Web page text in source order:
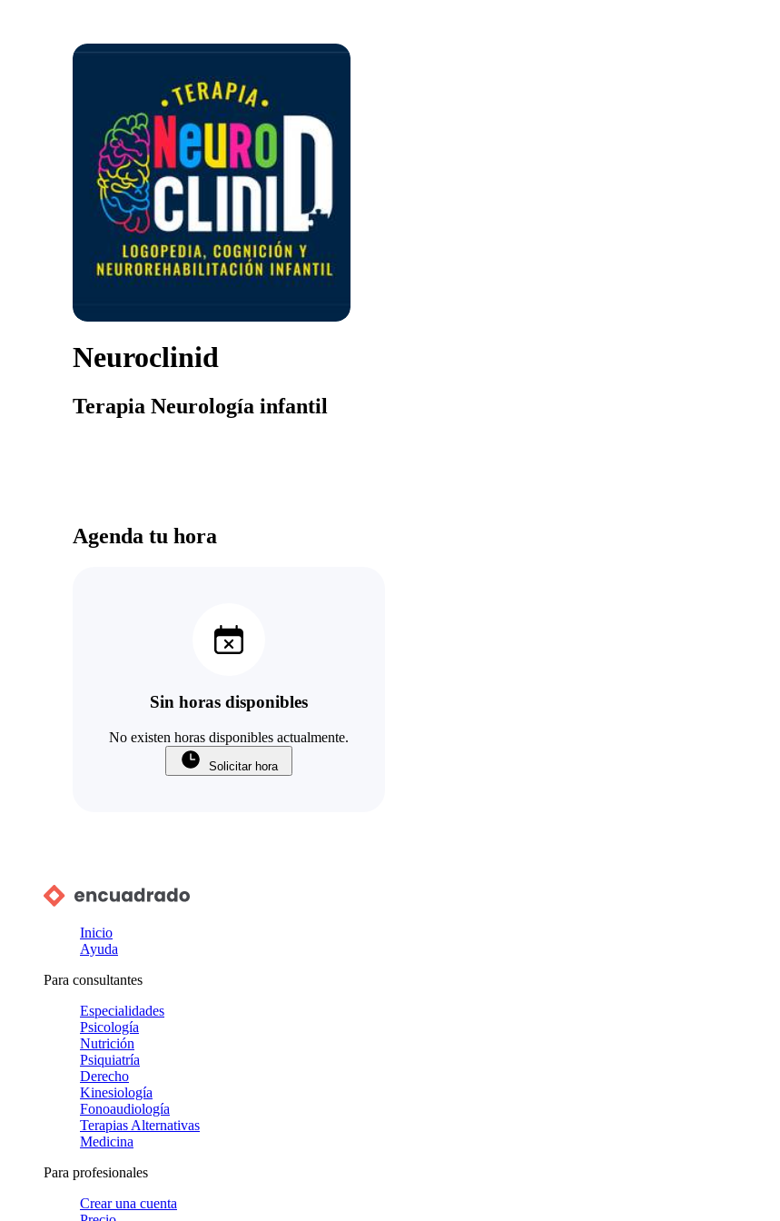
Neuroclinid
Terapia Neurología infantil
Agenda tu hora
Sin horas disponibles
No existen horas disponibles actualmente.
Solicitar hora
Inicio
Ayuda
Para consultantes
Especialidades
Psicología
Nutrición
Psiquiatría
Derecho
Kinesiología
Fonoaudiología
Terapias Alternativas
Medicina
Para profesionales
Crear una cuenta